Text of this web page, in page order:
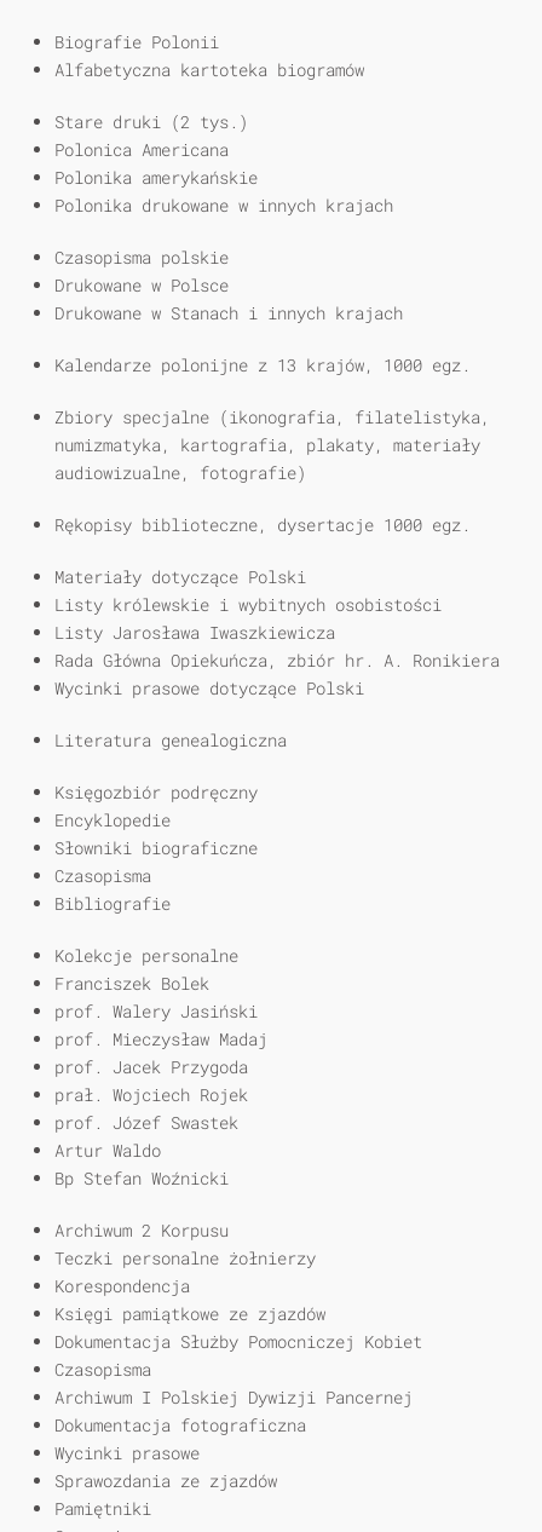
Biografie Polonii
Alfabetyczna kartoteka biogramów
Stare druki (2 tys.)
Polonica Americana
Polonika amerykańskie
Polonika drukowane w innych krajach
Czasopisma polskie
Drukowane w Polsce
Drukowane w Stanach i innych krajach
Kalendarze polonijne z 13 krajów, 1000 egz.
Zbiory specjalne (ikonografia, filatelistyka,
numizmatyka, kartografia, plakaty, materiały
audiowizualne, fotografie)
Rękopisy biblioteczne, dysertacje 1000 egz.
Materiały dotyczące Polski
Listy królewskie i wybitnych osobistości
Listy Jarosława Iwaszkiewicza
Rada Główna Opiekuńcza, zbiór hr. A. Ronikiera
Wycinki prasowe dotyczące Polski
Literatura genealogiczna
Księgozbiór podręczny
Encyklopedie
Słowniki biograficzne
Czasopisma
Bibliografie
Kolekcje personalne
Franciszek Bolek
prof. Walery Jasiński
prof. Mieczysław Madaj
prof. Jacek Przygoda
prał. Wojciech Rojek
prof. Józef Swastek
Artur Waldo
Bp Stefan Woźnicki
Archiwum 2 Korpusu
Teczki personalne żołnierzy
Korespondencja
Księgi pamiątkowe ze zjazdów
Dokumentacja Służby Pomocniczej Kobiet
Czasopisma
Archiwum I Polskiej Dywizji Pancernej
Dokumentacja fotograficzna
Wycinki prasowe
Sprawozdania ze zjazdów
Pamiętniki